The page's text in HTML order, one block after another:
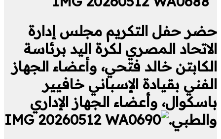
حضر حفل التكريم مجلس إدارة
الاتحاد المصري لكرة اليد برئاسة
الكابتن خالد فتحي، وأعضاء الجهاز
الفني بقيادة الإسباني خافيير
باسكوال، وأعضاء الجهاز الإداري
والطبي.